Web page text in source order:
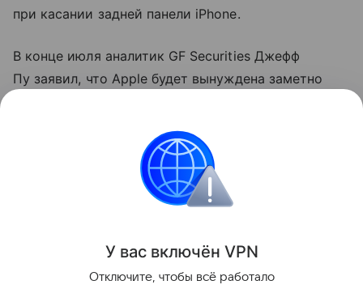
при касании задней панели iPhone.
В конце июля аналитик GF Securities Джефф
Пу заявил, что Apple будет вынуждена заметно
на 250−300 долларов.
Поделиться
У вас включён VPN
Отключите, чтобы всё работало